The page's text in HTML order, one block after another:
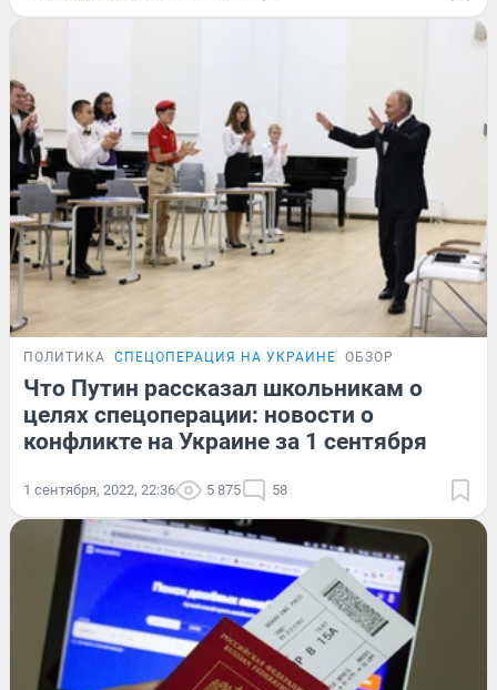
ПОЛИТИКА СПЕЦОПЕРАЦИЯ НА УКРАИНЕ ОБЗОР
Что Путин рассказал школьникам о
целях спецоперации: новости о
конфликте на Украине за 1 сентября
1 сентября, 2022, 22:36 5 875 58